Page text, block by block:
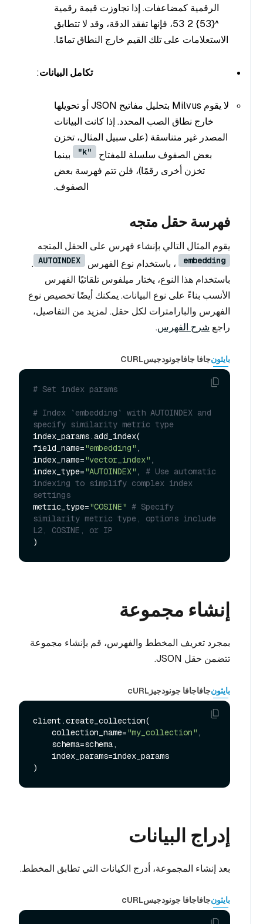
الرقمية كمضاعفات. إذا تجاوزت قيمة رقمية
^{53}
2 53، فإنها تفقد الدقة، وقد لا تتطابق
الاستعلامات على تلك القيم خارج النطاق تمامًا.
تكامل البيانات:
لا يقوم Milvus بتحليل مفاتيح JSON أو تحويلها
خارج نطاق الصب المحدد. إذا كانت البيانات
المصدر غير متناسقة (على سبيل المثال، تخزن
بعض الصفوف سلسلة للمفتاح
"k"
بينما
تخزن أخرى رقمًا)، فلن تتم فهرسة بعض
الصفوف.
فهرسة حقل متجه
يقوم المثال التالي بإنشاء فهرس على الحقل المتجه
embedding ، باستخدام نوع الفهرس AUTOINDEX
.
باستخدام هذا النوع، يختار ميلفوس تلقائيًا الفهرس
الأنسب بناءً على نوع البيانات. يمكنك أيضًا تخصيص نوع
الفهرس والبارامترات لكل حقل. لمزيد من التفاصيل،
راجع شرح الفهرس.
بايثونجافا جافاجونودجيسCURL
# Set index params
# Index `embedding` with AUTOINDEX and
specify similarity metric type
index_params.add_index(
field_name="embedding" ,
index_name="vector_index" ,
index_type="AUTOINDEX" , # Use automatic
indexing to simplify complex index
settings
metric_type="COSINE" # Specify
similarity metric type, options include
L2, COSINE, or IP
إنشاء مجموعة
بمجرد تعريف المخطط والفهرس، قم بإنشاء مجموعة
تتضمن حقل JSON.
بايثونجافاجافا جونودجيز cURL
client.create_collection(
    collection_name=
"my_collection" ,
إدراج البيانات
بعد إنشاء المجموعة، أدرج الكيانات التي تطابق المخطط.
بايثونجافاجافا جونودجيسcURL